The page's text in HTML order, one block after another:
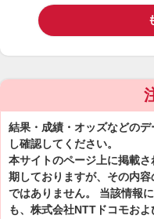
結果・成績・オッズなどの
し確認してください。
本サイトのページ上に掲載
期しておりますが、その内
ではありません。 当該情報
も、株式会社NTTドコモお